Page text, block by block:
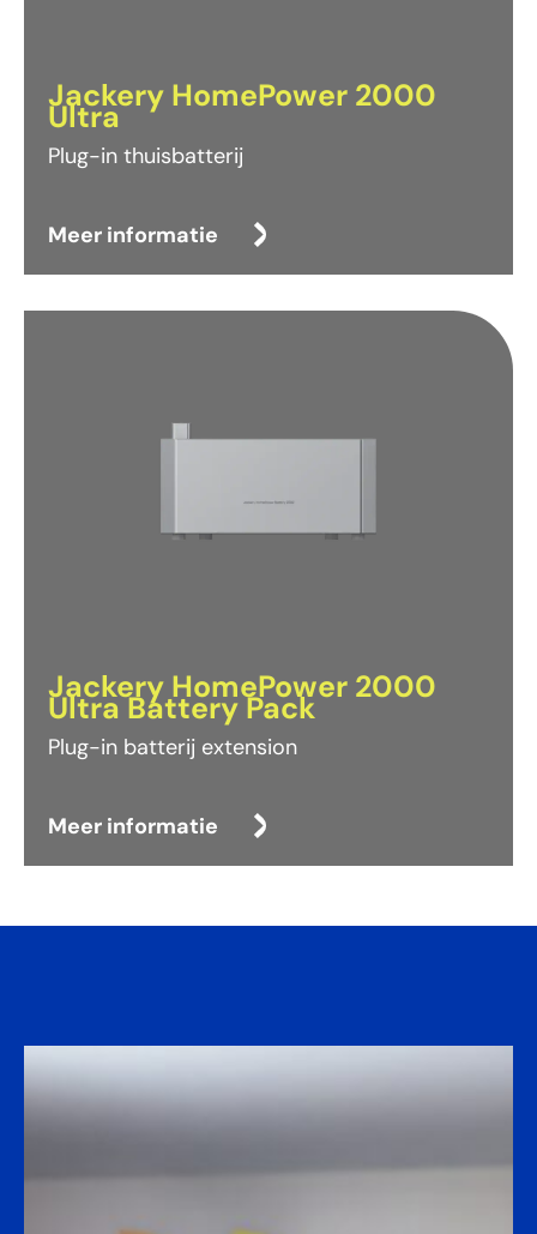
Jackery HomePower 2000
Ultra
Plug-in thuisbatterij
Meer informatie
Jackery HomePower 2000
Ultra Battery Pack
Plug-in batterij extension
Meer informatie